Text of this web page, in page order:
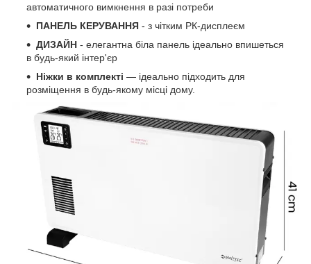
автоматичного вимкнення в разі потреби
ПАНЕЛЬ КЕРУВАННЯ - з чітким РК-дисплеєм
ДИЗАЙН - елегантна біла панель ідеально впишеться
в будь-який інтер'єр
Ніжки в комплекті — ідеально підходить для
розміщення в будь-якому місці дому.